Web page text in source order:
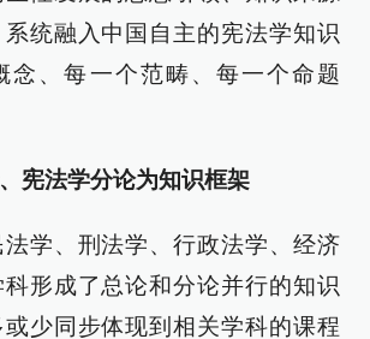
统融入中国自主的宪法学知识
念、每一个范畴、每一个命题
宪法学分论为知识框架
学、刑法学、行政法学、经济
形成了总论和分论并行的知识
少同步体现到相关学科的课程